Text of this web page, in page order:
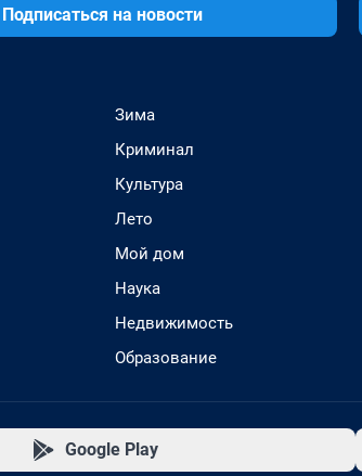
Подписаться на новости
Зима
Криминал
Культура
Лето
Мой дом
Наука
Недвижимость
Образование
Google Play